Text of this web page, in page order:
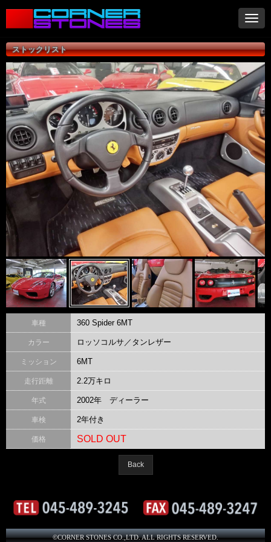
ナ
ビ
ゲ
ー
シ
ョ
ン
ストックリスト
車種 360 Spider 6MT
カラー ロッソコルサ／タンレザー
ミッション 6MT
走行距離 2.2万キロ
年式 2002年 ディーラー
車検 2年付き
価格 SOLD OUT
Back
©CORNER STONES CO.,LTD. ALL RIGHTS RESERVED.